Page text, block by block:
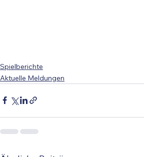
Spielberichte
Aktuelle Meldungen